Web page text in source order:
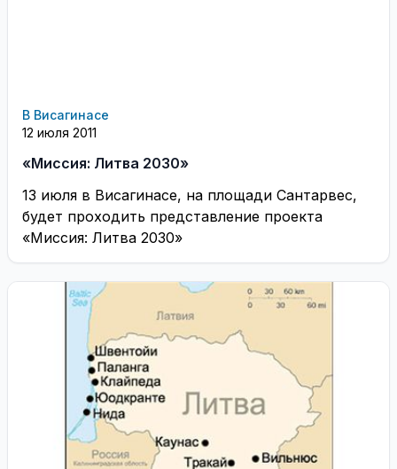
В Висагинасе
12 июля 2011
«Миссия: Литва 2030»
13 июля в Висагинасе, на площади Сантарвес,
будет проходить представление проекта
«Миссия: Литва 2030»